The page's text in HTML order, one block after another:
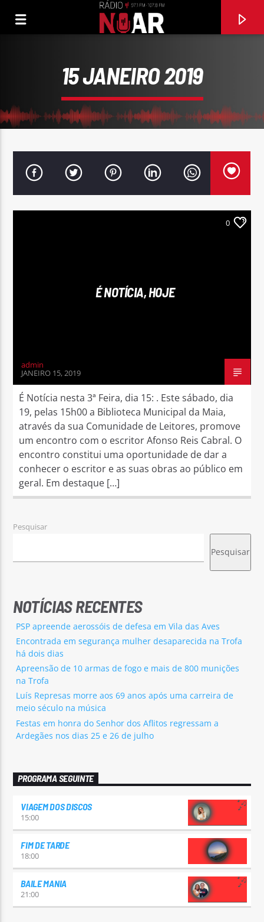
15 JANEIRO 2019
0
É NOTÍCIA, HOJE
admin
JANEIRO 15, 2019
É Notícia nesta 3ª Feira, dia 15: . Este sábado, dia
19, pelas 15h00 a Biblioteca Municipal da Maia,
através da sua Comunidade de Leitores, promove
um encontro com o escritor Afonso Reis Cabral. O
encontro constitui uma oportunidade de dar a
conhecer o escritor e as suas obras ao público em
geral. Em destaque […]
Pesquisar
Pesquisar
NOTÍCIAS RECENTES
PSP apreende aerossóis de defesa em Vila das Aves
Encontrada em segurança mulher desaparecida na Trofa
há dois dias
Apreensão de 10 armas de fogo e mais de 800 munições
na Trofa
Luís Represas morre aos 69 anos após uma carreira de
meio século na música
Festas em honra do Senhor dos Aflitos regressam a
Ardegães nos dias 25 e 26 de julho
PROGRAMA SEGUINTE
VIAGEM DOS DISCOS
15:00
FIM DE TARDE
18:00
BAILE MANIA
21:00